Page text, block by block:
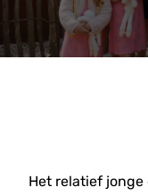
Het relatief jonge